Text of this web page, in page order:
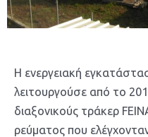
Η ενεργειακή
λειτουργούσε από το
διαξονικούς τράκερ
ρεύματος που